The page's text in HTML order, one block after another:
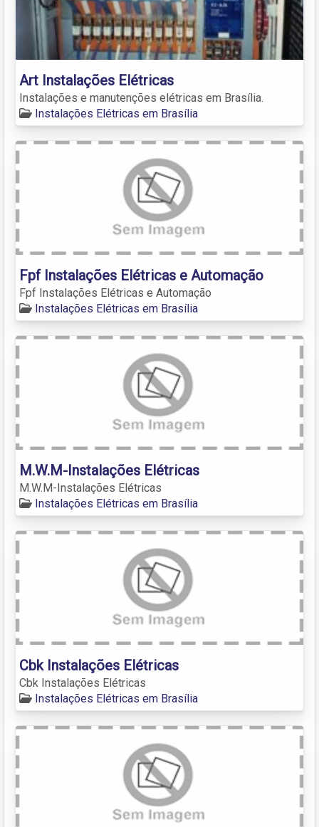
Art Instalações Elétricas
Instalações e manutenções elétricas em Brasília.
Instalações Elétricas em Brasília
Fpf Instalações Elétricas e Automação
Fpf Instalações Elétricas e Automação
Instalações Elétricas em Brasília
M.W.M-Instalações Elétricas
M.W.M-Instalações Elétricas
Instalações Elétricas em Brasília
Cbk Instalações Elétricas
Cbk Instalações Elétricas
Instalações Elétricas em Brasília